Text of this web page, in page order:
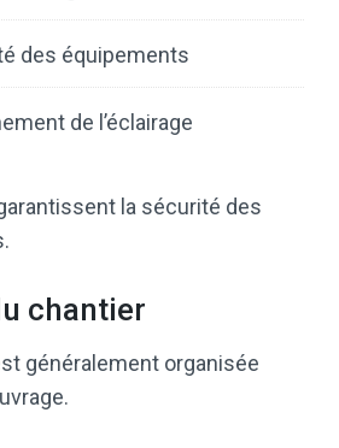
des équipements
de l’éclairage
la sécurité des
chantier
généralement organisée